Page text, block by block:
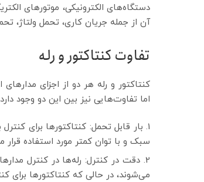
دستگاه‌های الکترونیکی، موتورهای
آن از جمله جریان کاری، تحمل ولتاژ،
تفاوت کنتاکتور و رله
کنتاکتور و رله هر دو از اجزای
اما تفاوت‌هایی نیز بین این دو وجود
بار قابل تحمل: کنتاکتورها برای
سبک و با توان کمتر مورد استفاده قرار
دقت در کنترل: رله‌ها در کنترل
می‌شوند، در حالی که کنتاکتورها برای